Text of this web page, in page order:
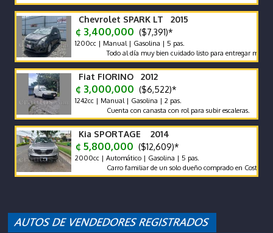
Chevrolet SPARK LT 2015
¢ 3,400,000 ($7,391)*
1200cc | Manual | Gasolina | 5 pas.
Todo al día muy bien cuidado listo para entregar muy
Fiat FIORINO 2012
¢ 3,000,000 ($6,522)*
1242cc | Manual | Gasolina | 2 pas.
Cuenta con canasta con rol para subir escaleras.
Kia SPORTAGE 2014
¢ 5,800,000 ($12,609)*
2000cc | Automático | Gasolina | 5 pas.
Carro familiar de un solo dueño comprado en Costa Rica